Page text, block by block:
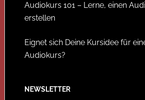
Audiokurs 101 – Lerne, einen
erstellen
Eignet sich Deine Kursidee für
Audiokurs?
NEWSLETTER